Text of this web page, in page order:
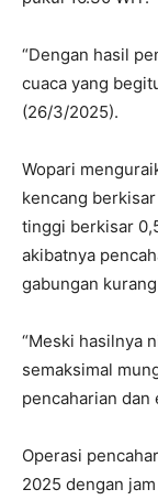
“Dengan hasil
cuaca yang
(26/3/2025).
Wopari
kencang
tinggi berkisar
akibatnya
gabungan
“Meski hasilnya
semaksimal
pencaharian dan
Operasi
2025 dengan